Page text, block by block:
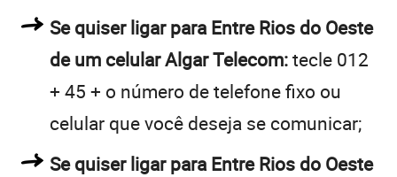
Se quiser ligar para Entre Rios do Oeste
de um celular Algar Telecom:tecle 012
+ 45 + o número de telefone fixo ou
celular que você deseja se comunicar;
Se quiser ligar para Entre Rios do Oeste